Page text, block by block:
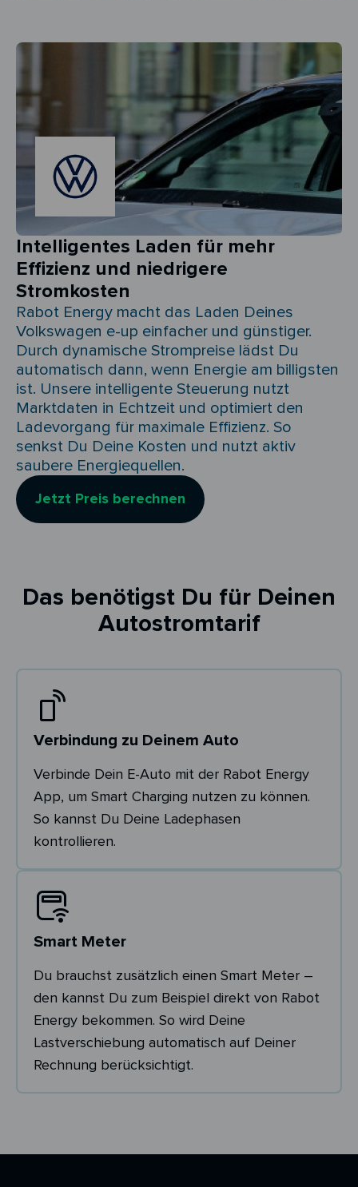
Intelligentes Laden für mehr
Effizienz und niedrigere
Stromkosten
Rabot Energy macht das Laden Deines
Volkswagen e-up einfacher und günstiger.
Durch dynamische Strompreise lädst Du
automatisch dann, wenn Energie am billigsten
ist. Unsere intelligente Steuerung nutzt
Marktdaten in Echtzeit und optimiert den
Ladevorgang für maximale Effizienz. So
senkst Du Deine Kosten und nutzt aktiv
saubere Energiequellen.
Jetzt Preis berechnen
Das benötigst Du für Deinen
Autostromtarif
Verbindung zu Deinem Auto
Verbinde Dein E-Auto mit der Rabot Energy
App, um Smart Charging nutzen zu können.
So kannst Du Deine Ladephasen
kontrollieren.
Smart Meter
Du brauchst zusätzlich einen Smart Meter –
den kannst Du zum Beispiel direkt von Rabot
Energy bekommen. So wird Deine
Lastverschiebung automatisch auf Deiner
Rechnung berücksichtigt.